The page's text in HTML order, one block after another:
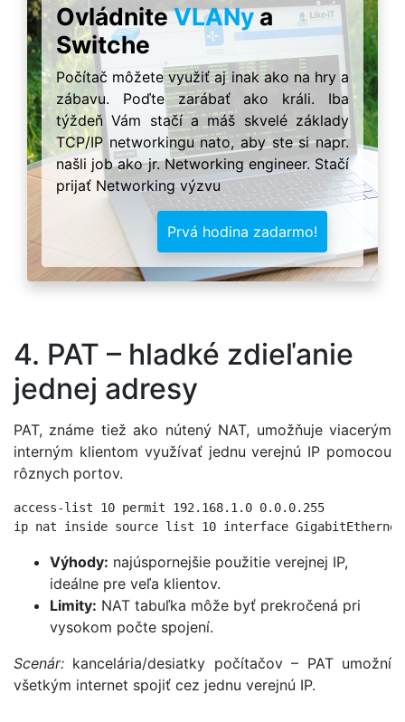
OvládniteVLANya
Switche
Počítač môžete využiť aj inak ako na hry a
zábavu. Poďte zarábať ako králi. Iba
týždeň Vám stačí a máš skvelé základy
TCP/IP networkingu nato, aby ste si napr.
našli job ako jr. Networking engineer. Stačí
prijať Networking výzvu
Prvá hodina zadarmo!
4. PAT – hladké zdieľanie
jednej adresy
PAT, známe tiež ako nútený NAT, umožňuje viacerým
interným klientom využívať jednu verejnú IP pomocou
rôznych portov.
access-list 10 permit 192.168.1.0 0.0.0.255
ip nat inside source list 10 interface
Výhody: najúspornejšie použitie verejnej IP,
ideálne pre veľa klientov.
Limity: NAT tabuľka môže byť prekročená pri
vysokom počte spojení.
Scenár: kancelária/desiatky počítačov – PAT umožní
všetkým internet spojiť cez jednu verejnú IP.